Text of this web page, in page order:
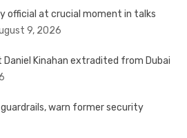
official at crucial moment in talks
9, 2026
Kinahan extradited from Dubai
warn former security